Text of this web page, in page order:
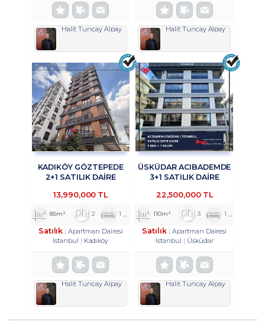
Halit Tuncay Alpay Halit Tuncay Alpay
KADIKÖY GÖZTEPEDE
2+1 SATILIK DAİRE
13,990,000 TL
85m² 2 1 1
Satılık
Apartman Dairesi
İstanbul
Kadıköy
Halit Tuncay Alpay
ÜSKÜDAR ACIBADEMDE
3+1 SATILIK DAİRE
22,500,000 TL
110m² 3 1
Satılık
Apartman Dairesi
İstanbul
Üsküdar
Halit Tuncay Alpay